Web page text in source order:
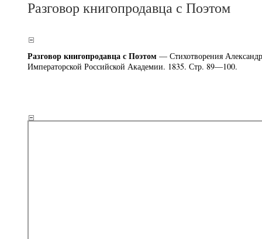
Разговор книгопродавца с Поэтом
Разговор книгопродавца с Поэтом — Стихотворения
Императорской Российской Академии. 1835. Стр. 89—100.